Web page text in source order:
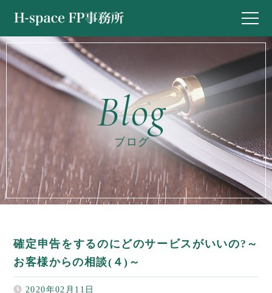
ブログ
確定申告をするのにどのサービスがいいの?～
お客様からの相談(４)～
2020年02月11日